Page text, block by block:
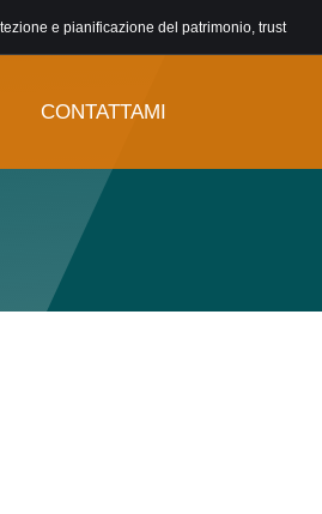
e pianificazione del patrimonio, trust
CONTATTAMI